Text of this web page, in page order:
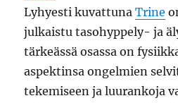
Lyhyesti kuvattunaTrine
julkaistu tasohyppely- ja
tärkeässä osassa on
aspektinsa ongelmien
tekemiseen ja luurankoja